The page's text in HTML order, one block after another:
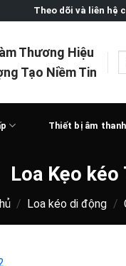
Theo dõi và liên hệ
Thương Hiệu
Tạo Niềm Tin
Thiết bị âm thanh
Loa Kẹo
/ Loa kéo di động /